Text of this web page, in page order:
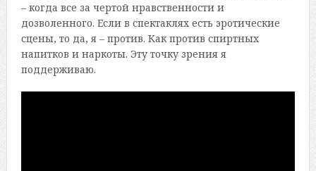
– когда все за чертой нравственности и
дозволенного. Если в спектаклях есть эротические
сцены, то да, я – против. Как против спиртных
напитков и наркоты. Эту точку зрения я
поддерживаю.